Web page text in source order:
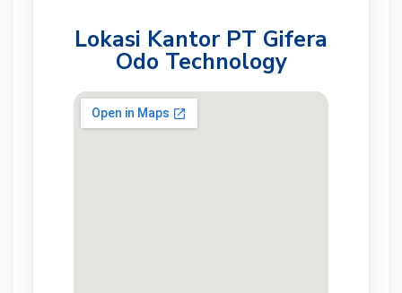
Lokasi Kantor PT Gifera
Odo Technology